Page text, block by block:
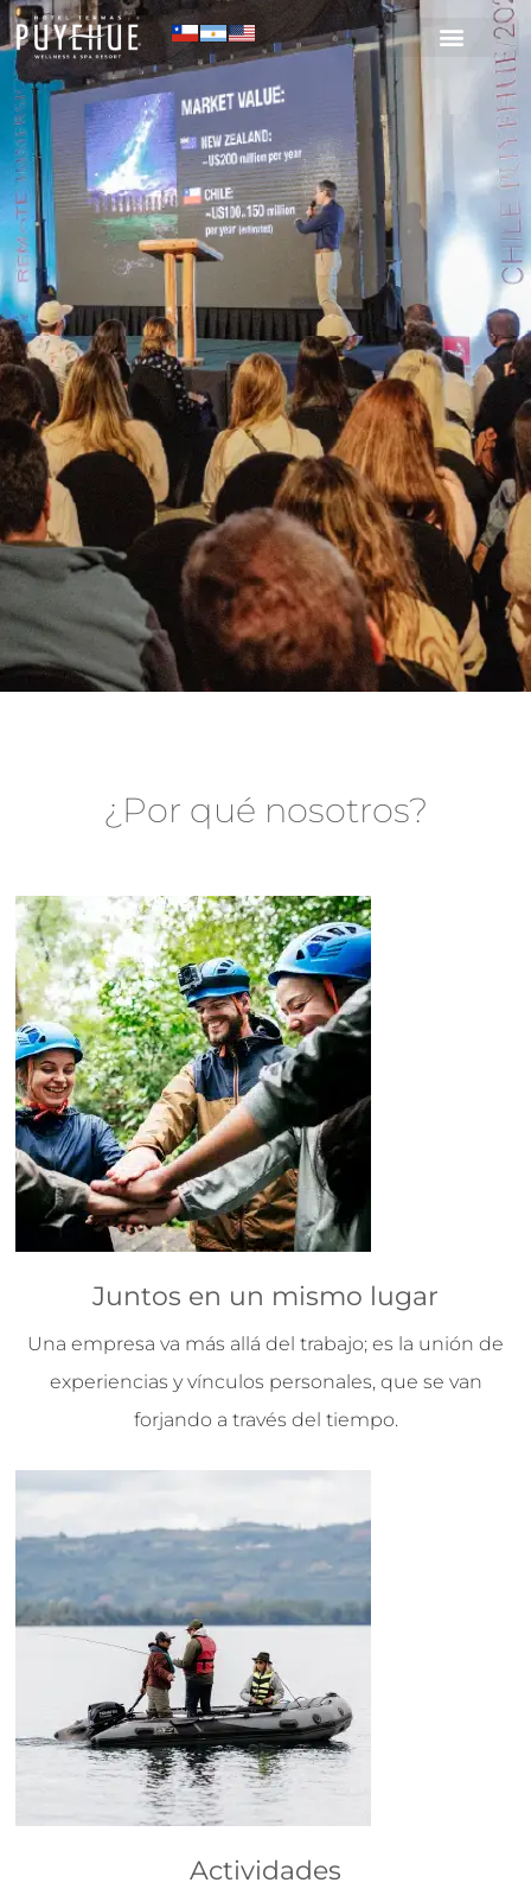
¿Por qué nosotros?
Juntos en un mismo lugar
Una empresa va más allá del trabajo; es la unión de
experiencias y vínculos personales, que se van
forjando a través del tiempo.
Actividades